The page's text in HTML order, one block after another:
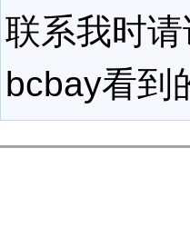
联系我时
bcbay看到